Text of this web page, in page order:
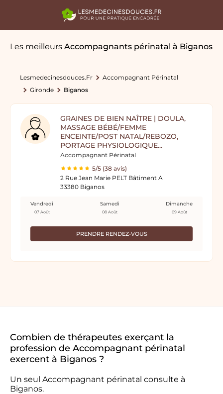
Les meilleurs Accompagnants périnatal à Biganos
Lesmedecinesdouces.fr
Accompagnant Périnatal
Gironde
Biganos
GRAINES DE BIEN NAÎTRE | DOULA,
MASSAGE BÉBÉ/FEMME
ENCEINTE/POST NATAL/REBOZO,
PORTAGE PHYSIOLOGIQUE...
Accompagnant Périnatal
5/5 (38 avis)
2 Rue Jean Marie PELT Bâtiment A
33380 Biganos
PRENDRE RENDEZ-VOUS
Vendredi
07 Août
Samedi
08 Août
Dimanche
09 Août
Combien de thérapeutes exerçant la
profession de Accompagnant périnatal
exercent à Biganos ?
Un seul Accompagnant périnatal consulte à
Biganos.